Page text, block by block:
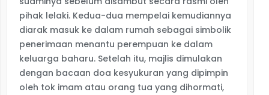
pihak lelaki. Kedua-dua mempelai kemudiannya
diarak masuk ke dalam rumah sebagai simbolik
penerimaan menantu perempuan ke dalam
keluarga baharu. Setelah itu, majlis dimulakan
dengan bacaan doa kesyukuran yang dipimpin
oleh tok imam atau orang tua yang dihormati,